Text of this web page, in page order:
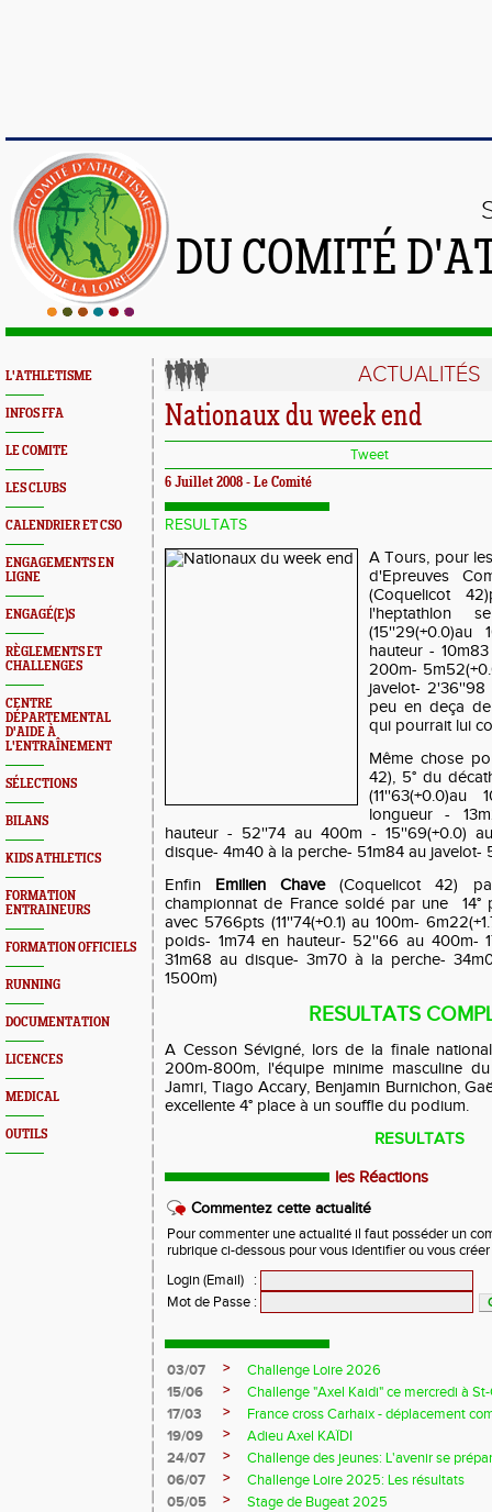
DU COMITÉ
L'ATHLETISME
INFOS FFA
LE COMITE
LES CLUBS
CALENDRIER ET CSO
ENGAGEMENTS EN
LIGNE
ENGAGÉ(E)S
RÈGLEMENTS ET
CHALLENGES
CENTRE
DÉPARTEMENTAL
D'AIDE À
L'ENTRAÎNEMENT
SÉLECTIONS
BILANS
KIDS ATHLETICS
FORMATION
ENTRAINEURS
FORMATION OFFICIELS
RUNNING
DOCUMENTATION
LICENCES
MEDICAL
OUTILS
ACTUALITÉS
Nationaux du week end
Tweet
6 Juillet 2008 - Le Comité
RESULTATS
A Tours, pour
d'Epreuves
(Coquelicot
l'heptathlon
hauteur -
200m-
javelot-
peu en deça
qui pourrait lui
Même chose
42), 5° du
longueur -
hauteur - 52''74 au 400m - 15''69(+0.0)
disque- 4m40 à la perche- 51m84 au javelot-
Enfin Emilien Chave(Coquelicot 42)
championnat de France soldé par une 14°
avec 5766pts (11''74(+0.1) au 100m-
poids- 1m74 en hauteur- 52''66 au 400m-
31m68 au disque- 3m70 à la perche-
1500m)
RESULTATS
A Cesson Sévigné, lors de la finale
200m-800m, l'équipe minime masculine
Jamri, Tiago Accary, Benjamin Burnichon,
excellente 4° place à un souffle du podium.
RESULTATS
les Réactions
Commentez cette actualité
Pour commenter une actualité il faut posséder un
rubrique ci-dessous pour vous identifier ou vous
Login (Email)
:
Mot de Passe :
03/07 >
Challenge Loire 2026
15/06
>
Challenge "Axel Kaidi" ce mercredi à
17/03
>
France cross Carhaix - déplacement
19/09
>
Adieu Axel KAÏDI
24/07
>
Challenge des jeunes: L'avenir se
06/07
>
Challenge Loire 2025: Les résultats
05/05
>
Stage de Bugeat 2025